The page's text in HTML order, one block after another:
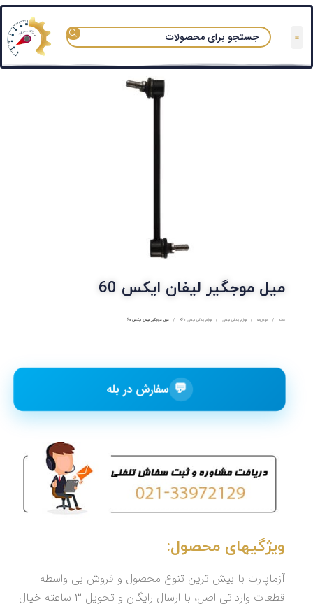
میل موجگیر لیفان ایکس 60
خانه خودروها لوازم یدکی لیفان لوازم یدکی لیفان X60 میل موجگیر لیفان ایکس 60
💬 سفارش در بله
ویژگیهای محصول:
آزماپارت با بیش ترین تنوع محصول و فروش بی واسطه
قطعات وارداتی اصل، با ارسال رایگان و تحویل 3 ساعته خیال